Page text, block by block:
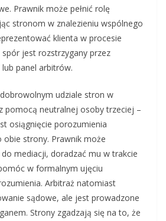
Prawnik może pełnić rolę
stronom w znalezieniu wspólnego
klienta w procesie
jest rozstrzygany przez
panel arbitrów.
udziale stron w
pomocą neutralnej osoby trzeciej –
osiągnięcie porozumienia
strony. Prawnik może
mediacji, doradzać mu w trakcie
w formalnym ujęciu
Arbitraż natomiast
sądowe, ale jest prowadzone
Strony zgadzają się na to, że